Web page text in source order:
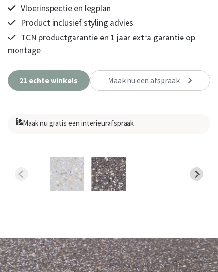
Vloerinspectie en legplan
Product inclusief styling advies
TCN productgarantie en 1 jaar extra garantie op
montage
21 echte winkels Maak nu een afspraak
Maak nu gratis een interieurafspraak